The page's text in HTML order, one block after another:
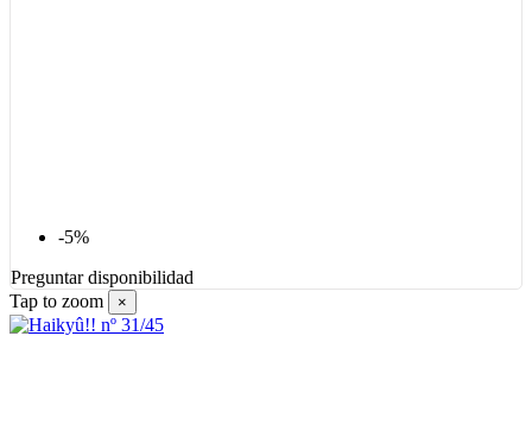
-5%
Preguntar disponibilidad
Tap to zoom
×